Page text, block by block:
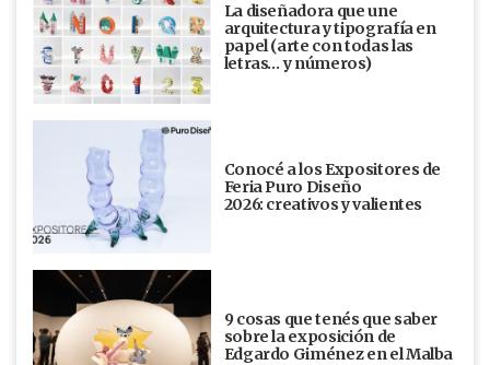
La diseñadora que une
arquitectura y tipografía en
papel (arte con todas las
letras… y números)
Conocé a los Expositores de
Feria Puro Diseño
2026: creativos y valientes
9 cosas que tenés que saber
sobre la exposición de
Edgardo Giménez en el Malba